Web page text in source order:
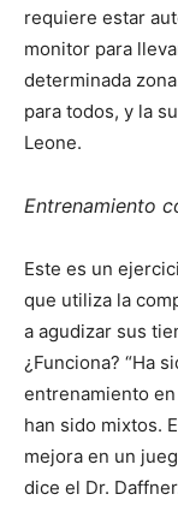
requiere estar
monitor para
determinada
para todos, y la
Leone.
Entrenamiento
Este es un
que utiliza la
a agudizar sus
¿Funciona? “Ha
entrenamiento
han sido mixtos.
mejora en un
dice el Dr.